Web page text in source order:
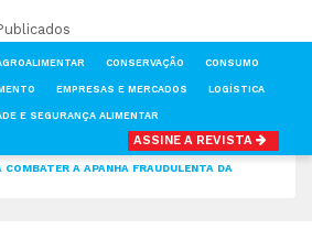
CONSERVAÇÃO CONSUMO
EMPRESAS E MERCADOS LOGÍSTICA
E SEGURANÇA ALIMENTAR
ASSINE A REVISTA
COMBATER A APANHA FRAUDULENTA DA